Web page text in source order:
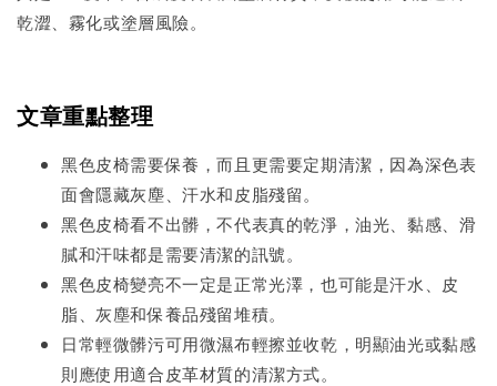
乾澀、霧化或塗層風險。
文章重點整理
黑色皮椅需要保養，而且更需要定期清潔，因為深色表
面會隱藏灰塵、汗水和皮脂殘留。
黑色皮椅看不出髒，不代表真的乾淨，油光、黏感、滑
膩和汗味都是需要清潔的訊號。
黑色皮椅變亮不一定是正常光澤，也可能是汗水、皮
脂、灰塵和保養品殘留堆積。
日常輕微髒污可用微濕布輕擦並收乾，明顯油光或黏感
則應使用適合皮革材質的清潔方式。